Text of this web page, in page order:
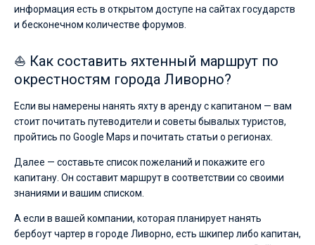
информация есть в открытом доступе на сайтах государств
и бесконечном количестве форумов.
⛵ Как составить яхтенный маршрут по
окрестностям города Ливорно?
Если вы намерены нанять яхту в аренду с капитаном — вам
стоит почитать путеводители и советы бывалых туристов,
пройтись по Google Maps и почитать статьи о регионах.
Далее — составьте список пожеланий и покажите его
капитану. Он составит маршрут в соответствии со своими
знаниями и вашим списком.
А если в вашей компании, которая планирует нанять
бербоут чартер в городе Ливорно, есть шкипер либо капитан,